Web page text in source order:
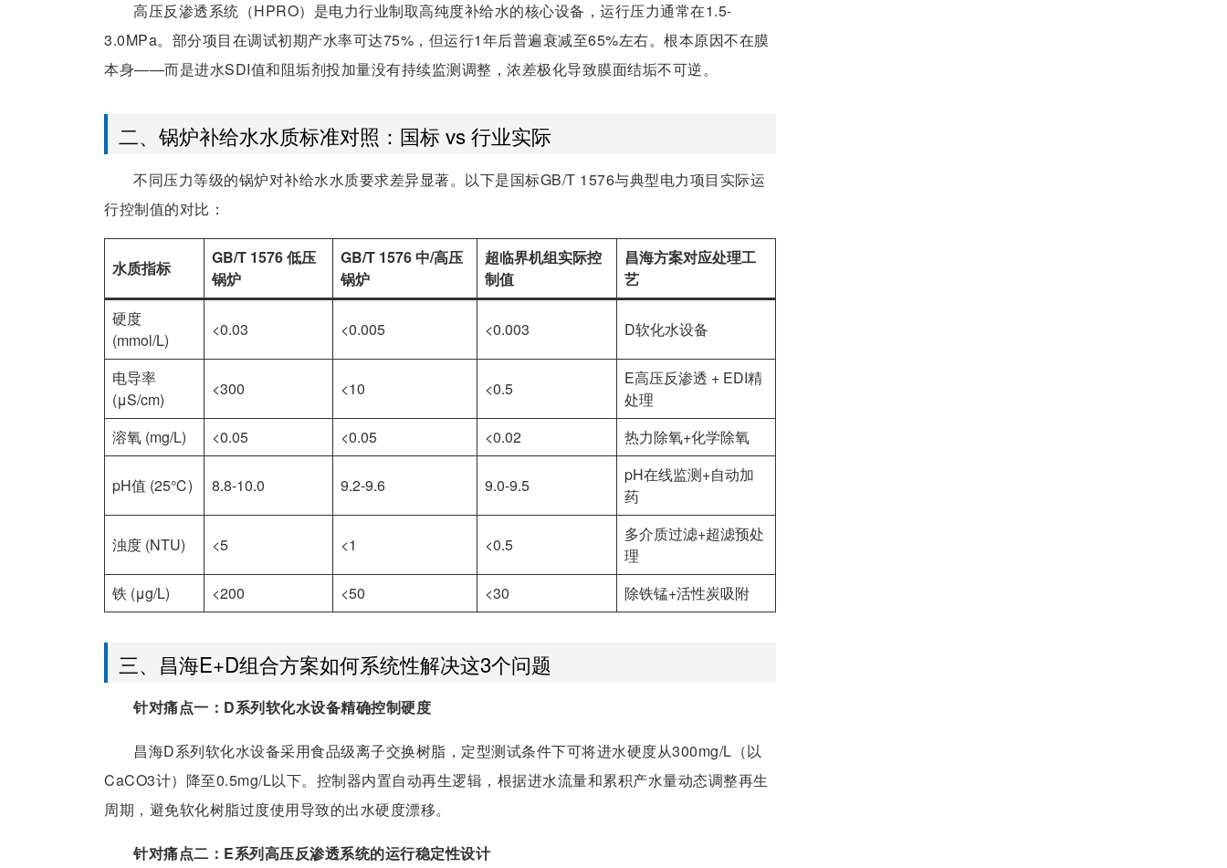
高压反渗透系统（HPRO）是电力行业制取高纯度补给水的核心设备，运行压力通常在1.5-
3.0MPa。部分项目在调试初期产水率可达75%，但运行1年后普遍衰减至65%左右。根本原因不在膜
本身——而是进水SDI值和阻垢剂投加量没有持续监测调整，浓差极化导致膜面结垢不可逆。
二、锅炉补给水水质标准对照：国标 vs 行业实际
不同压力等级的锅炉对补给水水质要求差异显著。以下是国标GB/T 1576与典型电力项目实际运
行控制值的对比：
水质指标
GB/T 1576 低压
锅炉
GB/T 1576 中/高压
锅炉
超临界机组实际控
制值
昌海方案对应处理工
艺
硬度
(mmol/L)
<0.03 <0.005 <0.003 D软化水设备
电导率
(μS/cm)
<300 <10 <0.5
E高压反渗透 + EDI精
处理
溶氧 (mg/L)
<0.05 <0.05 <0.02 热力除氧+化学除氧
pH值 (25℃) 8.8-10.0 9.2-9.6 9.0-9.5
pH在线监测+自动加
药
浊度 (NTU) <5 <1 <0.5
多介质过滤+超滤预处
理
铁 (μg/L)
<200 <50 <30 除铁锰+活性炭吸附
三、昌海E+D组合方案如何系统性解决这3个问题
针对痛点一：D系列软化水设备精确控制硬度
昌海D系列软化水设备采用食品级离子交换树脂，定型测试条件下可将进水硬度从300mg/L（以
CaCO3计）降至0.5mg/L以下。控制器内置自动再生逻辑，根据进水流量和累积产水量动态调整再生
周期，避免软化树脂过度使用导致的出水硬度漂移。
针对痛点二：E系列高压反渗透系统的运行稳定性设计